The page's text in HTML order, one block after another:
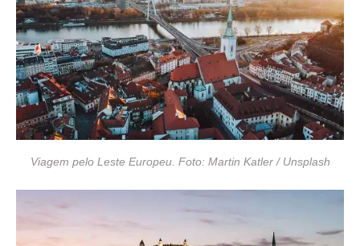
Viagem pelo Leste Europeu. Foto: Martin Katler / Unsplash